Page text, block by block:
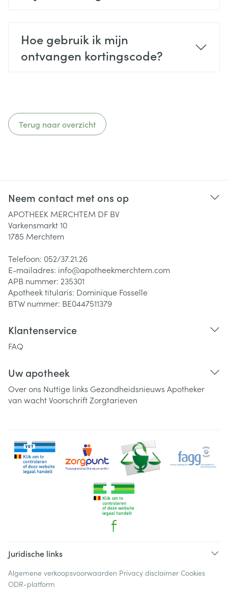
Hoe gebruik ik mijn
ontvangen kortingscode?
Terug naar overzicht
Neem contact met ons op
APOTHEEK MERCHTEM DF BV
Varkensmarkt 10
1785 Merchtem
Telefoon: 052/37.21.26
E-mailadres: info@apotheekmerchtem.com
APB nummer: 235301
Apotheek titularis: Dominique Fosselle
BTW nummer: BE0447511379
Klantenservice
FAQ
Uw apotheek
Over ons Nuttige links Gezondheidsnieuws Apotheker
van wachtVoorschriftZorgtarieven
Juridische links
Algemene verkoopsvoorwaarden Privacy disclaimer Cookies
ODR-platform